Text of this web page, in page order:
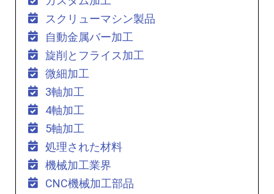
スクリューマシン製品
自動金属バー加工
旋削とフライス加工
微細加工
3軸加工
4軸加工
5軸加工
処理された材料
機械加工業界
CNC機械加工部品